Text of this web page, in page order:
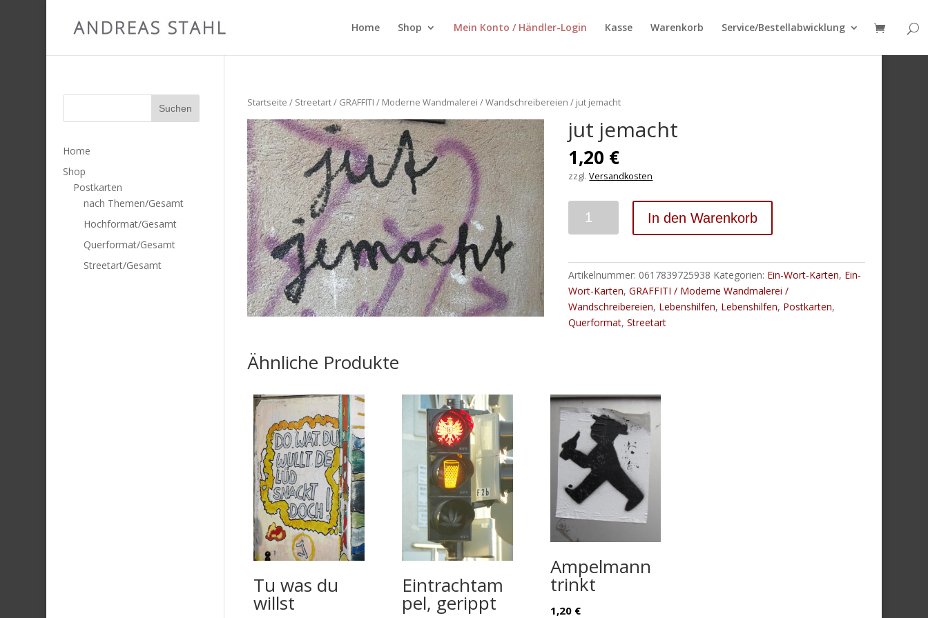
Home Shop Mein Konto / Händler-Login Kasse Warenkorb Service/Bestellabwicklung
Startseite / Streetart/ GRAFFITI / Moderne Wandmalerei / Wandschreibereien / jut jemacht
jut jemacht
1,20 €
zzgl.Versandkosten
In den Warenkorb
Artikelnummer: 0617839725938 Kategorien: Ein-Wort-Karten, Ein-
Wort-Karten,GRAFFITI / Moderne Wandmalerei /
Wandschreibereien, Lebenshilfen, Lebenshilfen, Postkarten,
Querformat,Streetart
Ähnliche Produkte
Tu was du
willst
Eintrachtam
pel, gerippt
Ampelmann
trinkt
1,20 €
Home
Shop
Postkarten
nach Themen/Gesamt
Hochformat/Gesamt
Querformat/Gesamt
Streetart/Gesamt